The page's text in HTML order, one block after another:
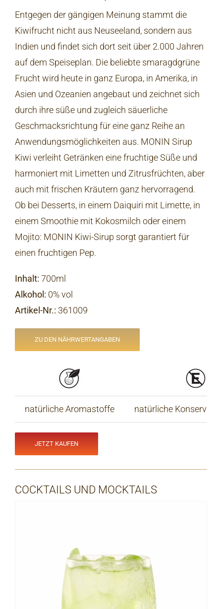
Entgegen der gängigen Meinung stammt die
Kiwifrucht nicht aus Neuseeland, sondern aus
Indien und findet sich dort seit über 2.000 Jahren
auf dem Speiseplan. Die beliebte smaragdgrüne
Frucht wird heute in ganz Europa, in Amerika, in
Asien und Ozeanien angebaut und zeichnet sich
durch ihre süße und zugleich säuerliche
Geschmacksrichtung für eine ganz Reihe an
Anwendungsmöglichkeiten aus. MONIN Sirup
Kiwi verleiht Getränken eine fruchtige Süße und
harmoniert mit Limetten und Zitrusfrüchten, aber
auch mit frischen Kräutern ganz hervorragend.
Ob bei Desserts, in einem Daiquiri mit Limette, in
einem Smoothie mit Kokosmilch oder einem
Mojito: MONIN Kiwi-Sirup sorgt garantiert für
einen fruchtigen Pep.
Inhalt: 700ml
Alkohol: 0% vol
Artikel-Nr.: 361009
ZU DEN NÄHRWERTANGABEN
natürliche Aromastoffe natürliche
JETZT KAUFEN
COCKTAILS UND MOCKTAILS